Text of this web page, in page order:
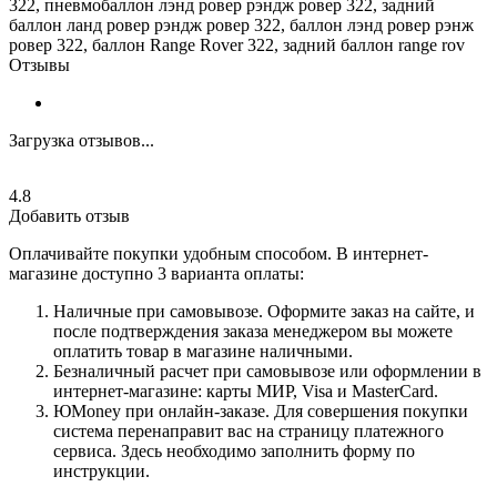
322, пневмобаллон лэнд ровер рэндж ровер 322, задний
баллон ланд ровер рэндж ровер 322, баллон лэнд ровер рэнж
ровер 322, баллон Range Rover 322, задний баллон range rov
Отзывы
Загрузка отзывов...
4.8
Добавить отзыв
Оплачивайте покупки удобным способом. В интернет-
магазине доступно 3 варианта оплаты:
Наличные при самовывозе. Оформите заказ на сайте, и
после подтверждения заказа менеджером вы можете
оплатить товар в магазине наличными.
Безналичный расчет при самовывозе или оформлении в
интернет-магазине: карты МИР, Visa и MasterCard.
ЮMoney при онлайн-заказе. Для совершения покупки
система перенаправит вас на страницу платежного
сервиса. Здесь необходимо заполнить форму по
инструкции.